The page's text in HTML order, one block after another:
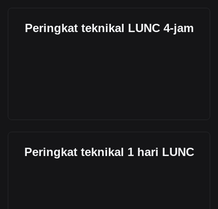
Peringkat teknikal LUNC 4-jam
Peringkat teknikal 1 hari LUNC